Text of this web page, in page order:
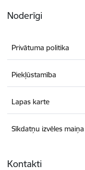
Noderīgi
Privātuma politika
Piekļūstamība
Lapas karte
Sīkdatņu izvēles maiņa
Kontakti